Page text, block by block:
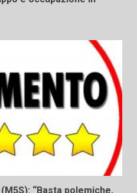
“Basta polemiche,